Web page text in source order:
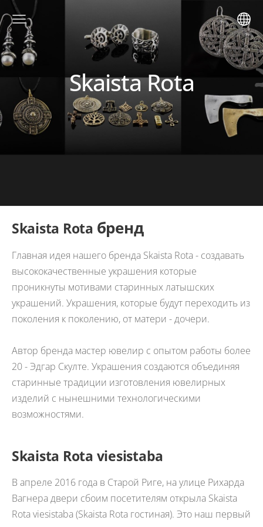
Skaista Rota
Skaista Rota бренд
Главная идея нашего бренда Skaista Rota - создавать
высококачественные украшения которые
проникнуты мотивами старинных латышских
украшений. Украшения, которые будут переходить из
поколения к поколению, от матери - дочери.
Автор бренда мастер ювелир с опытом работы более
20 - Эдгар Скулте. Украшения создаются объединяя
старинные традиции изготовления ювелирных
изделий с нынешними технологическими
возможностями.
Skaista Rota viesistaba
В апреле 2016 года в Старой Риге, на улице Рихарда
Вагнера двери сбоим посетителям открыла Skaista
Rota viesistaba (Skaista Rota гостиная). Это наш первый